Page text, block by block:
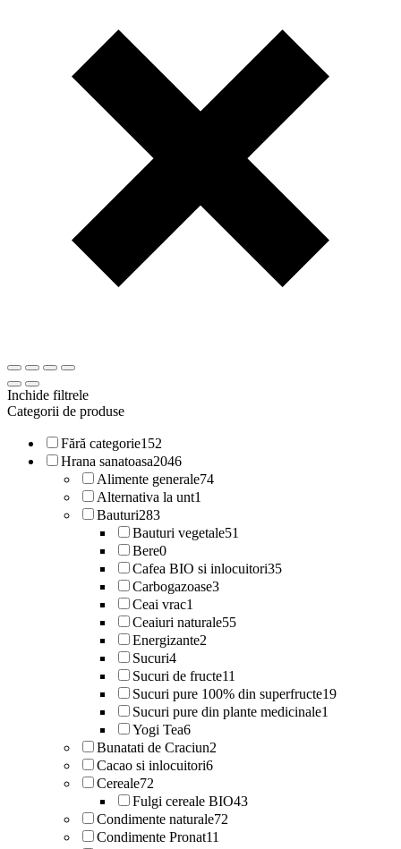
Inchide filtrele
Categorii de produse
Fără categorie152
Hrana sanatoasa2046
Alimente generale74
Alternativa la unt1
Bauturi283
Bauturi vegetale51
Bere0
Cafea BIO si inlocuitori35
Carbogazoase3
Ceai vrac1
Ceaiuri naturale55
Energizante2
Sucuri4
Sucuri de fructe11
Sucuri pure 100% din superfructe19
Sucuri pure din plante medicinale1
Yogi Tea6
Bunatati de Craciun2
Cacao si inlocuitori6
Cereale72
Fulgi cereale BIO43
Condimente naturale72
Condimente Pronat11